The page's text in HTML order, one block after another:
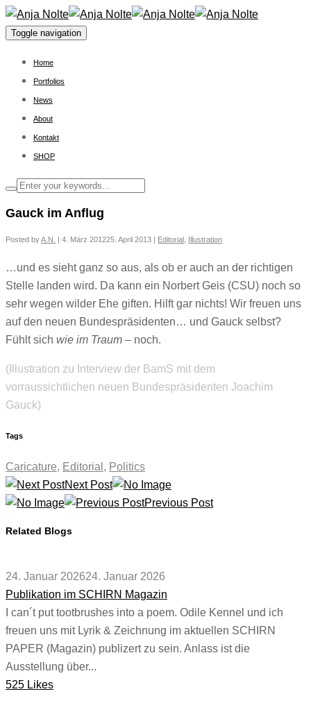
Toggle navigation
Home
Portfolios
News
About
Kontakt
SHOP
Gauck im Anflug
Posted byA.N. | 4. März 201225. April 2013 | Editorial Illustration
…und es sieht ganz so aus, als ob er auch an der richtigen
Stelle landen wird. Da kann ein Norbert Geis (CSU) noch so
sehr wegen wilder Ehe giften. Hilft gar nichts! Wir freuen uns
auf den neuen Bundespräsidenten… und Gauck selbst?
Fühlt sich wie im Traum – noch.
(Illustration zu Interview der BamS mit dem
vorraussichtlichen neuen Bundespräsidenten Joachim
Gauck)
Tags
Caricature, Editorial , Politics
Next Post
Previous Post
Related Blogs
24. Januar 202624. Januar 2026
Publikation im SCHIRN Magazin
I can´t put tootbrushes into a poem. Odile Kennel und ich
freuen uns mit Lyrik & Zeichnung im aktuellen SCHIRN
PAPER (Magazin) publizert zu sein. Anlass ist die
Ausstellung über...
525 Likes